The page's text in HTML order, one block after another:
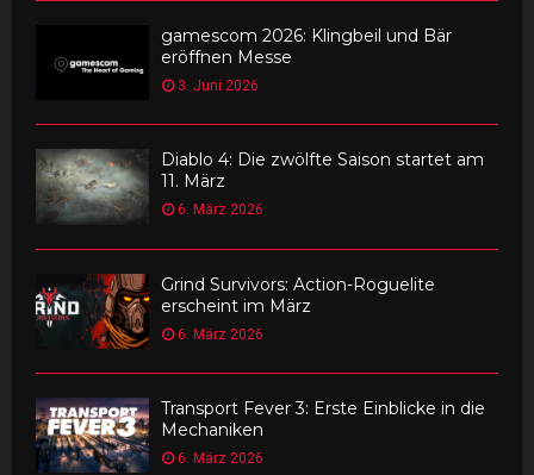
gamescom 2026: Klingbeil und Bär
eröffnen Messe
3. Juni 2026
Diablo 4: Die zwölfte Saison startet am
11. März
6. März 2026
Grind Survivors: Action-Roguelite
erscheint im März
6. März 2026
Transport Fever 3: Erste Einblicke in die
Mechaniken
6. März 2026